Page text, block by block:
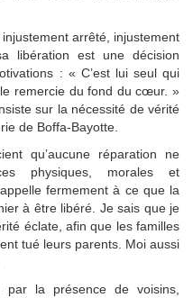
arrêté, injustement
libération est une décision
: « C’est lui seul qui
remercie du fond du cœur. »
sur la nécessité de vérité
de Boffa-Bayotte.
qu’aucune réparation ne
physiques, morales et
fermement à ce que la
à être libéré. Je sais que je
éclate, afin que les familles
tué leurs parents. Moi aussi
par la présence de voisins,